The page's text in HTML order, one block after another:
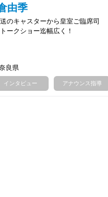
由季
のキャスターから皇室ご臨席司
ークショー迄幅広く！
良県
インタビュー アナウンス指導